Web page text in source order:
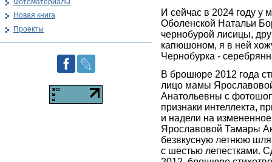
И сейчас в 2024 году у
Оболенской Натальи
чернобурой лисицы,
капюшоном, я в ней
Чернобурка -
В брошюре 2012 года
лицо мамы
Анатольевны с
признаки интеллекта,
и надели на
Ярославовой Тамары
безвкусную летнюю
с шестью лепестками.
Фотоматериалы
Новая книга
Проекты